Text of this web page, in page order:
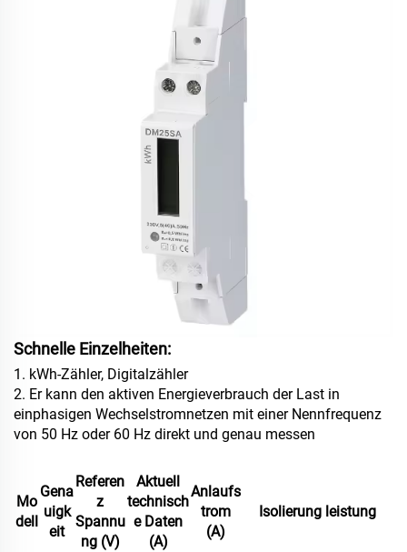
Schnelle Einzelheiten:
1. kWh-Zähler, Digitalzähler
2. Er kann den aktiven Energieverbrauch der Last in
einphasigen Wechselstromnetzen mit einer Nennfrequenz
von 50 Hz oder 60 Hz direkt und genau messen
Mo
dell
Gena
uigk
eit
Referen
z
Spannu
ng (V)
Aktuell
technisch
e Daten
(A)
Anlaufs
trom
(A)
Isolierung leistung